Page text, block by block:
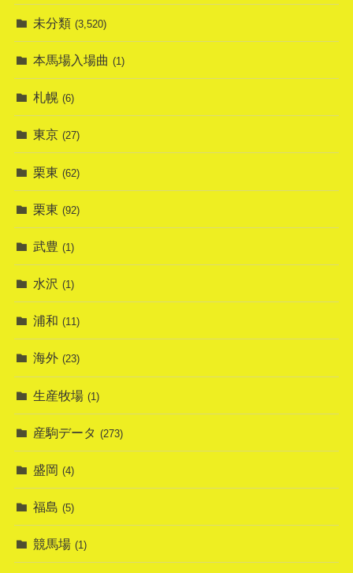
未分類 (3,520)
本馬場入場曲 (1)
札幌 (6)
東京 (27)
栗東 (62)
栗東 (92)
武豊 (1)
水沢 (1)
浦和 (11)
海外 (23)
生産牧場 (1)
産駒データ (273)
盛岡 (4)
福島 (5)
競馬場 (1)